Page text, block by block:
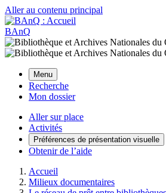
Aller au contenu principal
BAnQ
Menu
Recherche
Mon dossier
Aller sur place
Activités
Préférences de présentation visuelle
Obtenir de l’aide
Accueil
Milieux documentaires